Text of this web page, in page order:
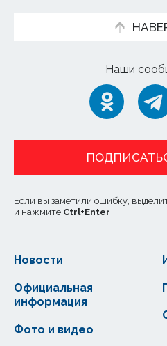
Наши
Если вы заметили ошибку,
и нажмите Ctrl+Enter
Новости
Официальная
информация
Фото и видео